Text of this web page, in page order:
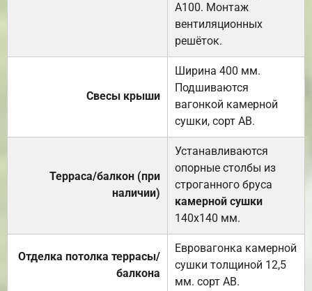
А100. Монтаж
вентиляционных
решёток.
Свесы крыши
Ширина 400 мм.
Подшиваются
вагонкой камерной
сушки, сорт АВ.
Терраса/балкон (при
наличии)
Устанавливаются
опорные столбы из
строганного бруса
камерной сушки
140х140 мм.
Отделка потолка террасы/
балкона
Евровагонка камерной
сушки толщиной 12,5
мм. сорт АВ.